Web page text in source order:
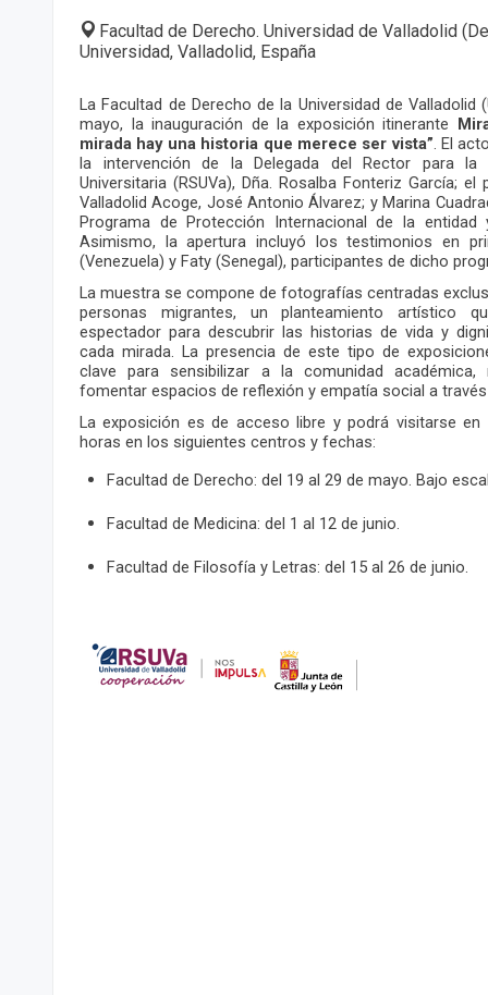
Facultad de Derecho. Universidad de Valladolid
Universidad, Valladolid, España
La Facultad de Derecho de la Universidad de Valladolid
mayo, la inauguración de la exposición itinerante
mirada hay una historia que merece ser vista”. El
la intervención de la Delegada del Rector para la
Universitaria (RSUVa), Dña. Rosalba Fonteriz García;
Valladolid Acoge, José Antonio Álvarez; y Marina
Programa de Protección Internacional de la
Asimismo, la apertura incluyó los testimonios en
(Venezuela) y Faty (Senegal), participantes de dicho
La muestra se compone de fotografías centradas
personas migrantes, un planteamiento artístico
espectador para descubrir las historias de vida y
cada mirada. La presencia de este tipo de
clave para sensibilizar a la comunidad
fomentar espacios de reflexión y empatía social a
La exposición es de acceso libre y podrá visitarse en
horas en los siguientes centros y fechas:
Facultad de Derecho: del 19 al 29 de mayo. Bajo
Facultad de Medicina: del 1 al 12 de junio.
Facultad de Filosofía y Letras: del 15 al 26 de junio.